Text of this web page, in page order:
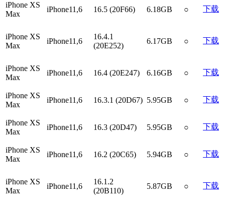
iPhone XS
Max
iPhone11,6 16.5 (20F66) 6.18GB ○ 下载
iPhone XS
Max
iPhone11,6
16.4.1
(20E252)
6.17GB ○ 下载
iPhone XS
Max
iPhone11,6 16.4 (20E247) 6.16GB ○ 下载
iPhone XS
Max
iPhone11,6 16.3.1 (20D67) 5.95GB ○ 下载
iPhone XS
Max
iPhone11,6 16.3 (20D47) 5.95GB ○ 下载
iPhone XS
Max
iPhone11,6 16.2 (20C65) 5.94GB ○ 下载
iPhone XS
Max
iPhone11,6
16.1.2
(20B110)
5.87GB ○ 下载